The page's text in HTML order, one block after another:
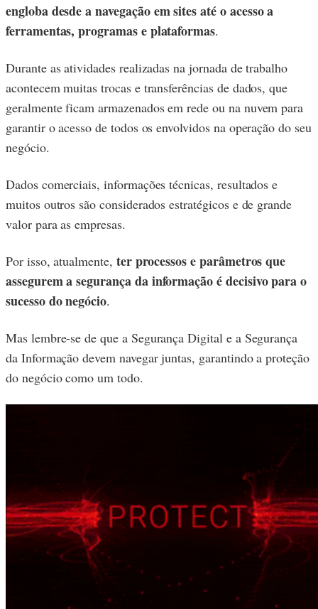
engloba desde a navegação em sites até o acesso a
ferramentas, programas e plataformas.
Durante as atividades realizadas na jornada de trabalho
acontecem muitas trocas e transferências de dados, que
geralmente ficam armazenados em rede ou na nuvem para
garantir o acesso de todos os envolvidos na operação do seu
negócio.
Dados comerciais, informações técnicas, resultados e
muitos outros são considerados estratégicos e de grande
valor para as empresas.
Por isso, atualmente, ter processos e parâmetros que
assegurem a segurança da informação é decisivo para o
sucesso do negócio.
Mas lembre-se de que a Segurança Digital e a Segurança
da Informação devem navegar juntas, garantindo a proteção
do negócio como um todo.